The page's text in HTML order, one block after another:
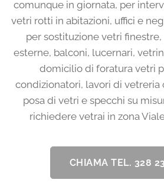
comunque in giornata, per
vetri rotti in abitazioni, uffici e
per sostituzione vetri
esterne, balconi, lucernari,
domicilio di foratura vetri
condizionatori, lavori di vetreria
posa di vetri e specchi su
richiedere vetrai in zona
CHIAMA TEL. 328